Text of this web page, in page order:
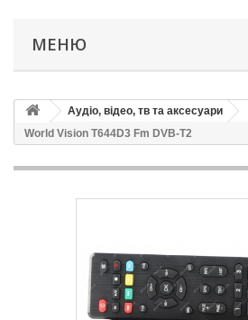
МЕНЮ
Аудіо, відео, тв та аксесуари
World Vision T644D3 Fm DVB-T2